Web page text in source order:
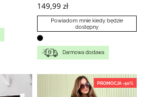
149,99 zł
Powiadom mnie kiedy będzie
dostępny
Darmowa dostawa
PROMOCJA -50%